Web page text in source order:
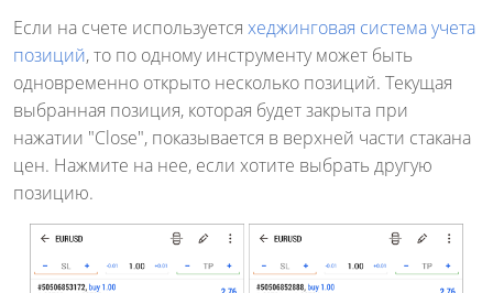
Если на счете используется хеджинговая система учета
позиций, то по одному инструменту может быть
одновременно открыто несколько позиций. Текущая
выбранная позиция, которая будет закрыта при
нажатии "Close", показывается в верхней части стакана
цен. Нажмите на нее, если хотите выбрать другую
позицию.